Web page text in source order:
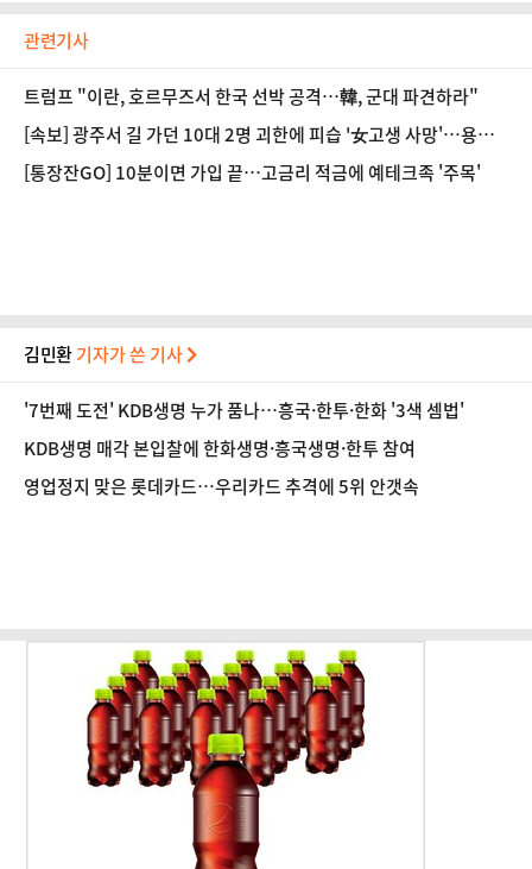
관련기사
트럼프 "이란, 호르무즈서 한국 선박 공격…韓, 군대 파견하라"
[속보] 광주서 길 가던 10대 2명 괴한에 피습 '女고생 사망'…용의
자 추적 중
[통장잔GO] 10분이면 가입 끝…고금리 적금에 예테크족 '주목'
김민환기자가 쓴 기사
'7번째 도전' KDB생명 누가 품나…흥국·한투·한화 '3색 셈법'
KDB생명 매각 본입찰에 한화생명·흥국생명·한투 참여
영업정지 맞은 롯데카드…우리카드 추격에 5위 안갯속